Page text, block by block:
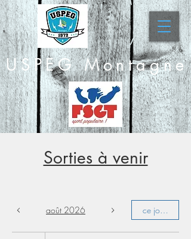
USPEG Montagne
Sorties à venir
août 2026 ce jour :